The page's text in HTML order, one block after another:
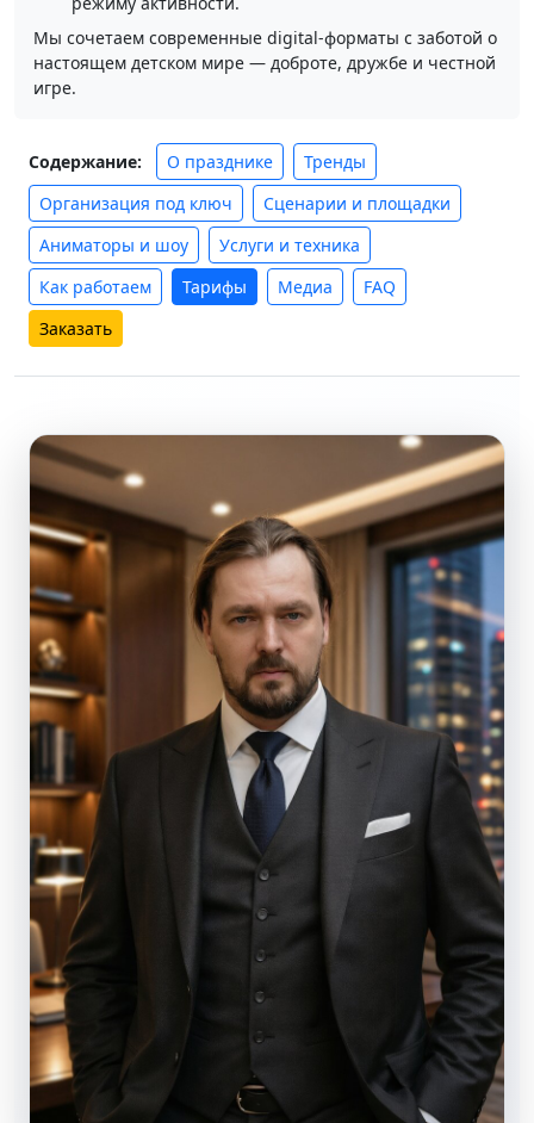
Мы сочетаем современные digital‑форматы с заботой о
настоящем детском мире — доброте, дружбе и честной
игре.
Содержание: О празднике
Тренды
Организация под ключ
Сценарии и площадки
Аниматоры и шоу
Услуги и техника
Как работаем
Тарифы Медиа
FAQ
Заказать